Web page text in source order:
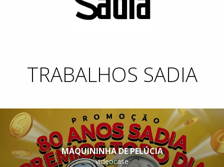
TRABALHOS SADIA
MAQUININHA DE PELÚCIA
videocase